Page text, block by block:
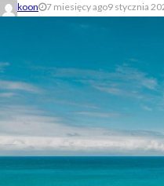
koon 7 miesięcy ago9 stycznia